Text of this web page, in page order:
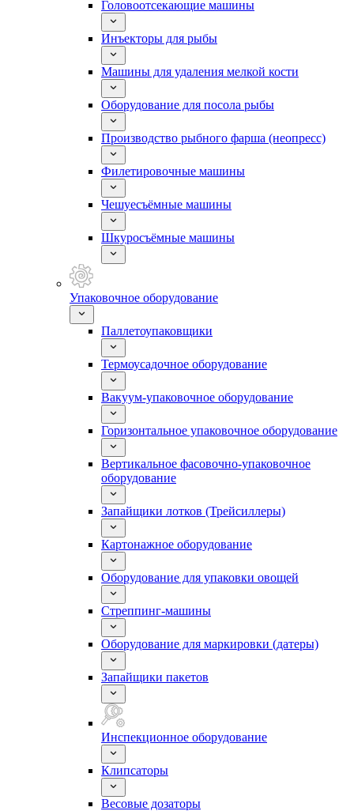
Головоотсекающие машины
Инъекторы для рыбы
Машины для удаления мелкой кости
Оборудование для посола рыбы
Производство рыбного фарша (неопресс)
Филетировочные машины
Чешуесъёмные машины
Шкуросъёмные машины
Упаковочное оборудование
Паллетоупаковщики
Термоусадочное оборудование
Вакуум-упаковочное оборудование
Горизонтальное упаковочное оборудование
Вертикальное фасовочно-упаковочное
оборудование
Запайщики лотков (Трейсиллеры)
Картонажное оборудование
Оборудование для упаковки овощей
Стреппинг-машины
Оборудование для маркировки (датеры)
Запайщики пакетов
Инспекционное оборудование
Клипсаторы
Весовые дозаторы